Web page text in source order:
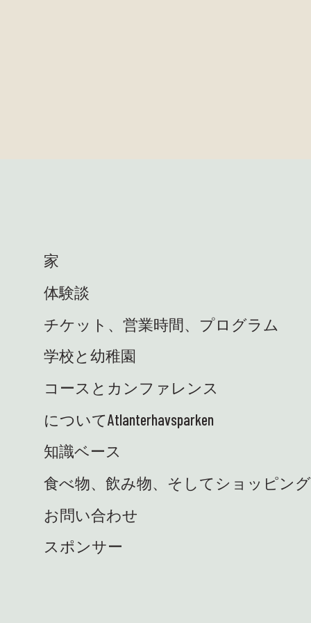
家
体験談
チケット、営業時間、プログラム
学校と幼稚園
コースとカンファレンス
についてAtlanterhavsparken
知識ベース
食べ物、飲み物、そしてショッピング
お問い合わせ
スポンサー